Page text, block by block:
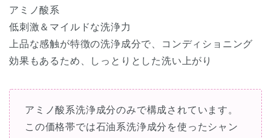
アミノ酸系
低刺激＆マイルドな洗浄力
上品な感触が特徴の洗浄成分で、コンディショニング
効果もあるため、しっとりとした洗い上がり
アミノ酸系洗浄成分のみで構成されています。
この価格帯では石油系洗浄成分を使ったシャン